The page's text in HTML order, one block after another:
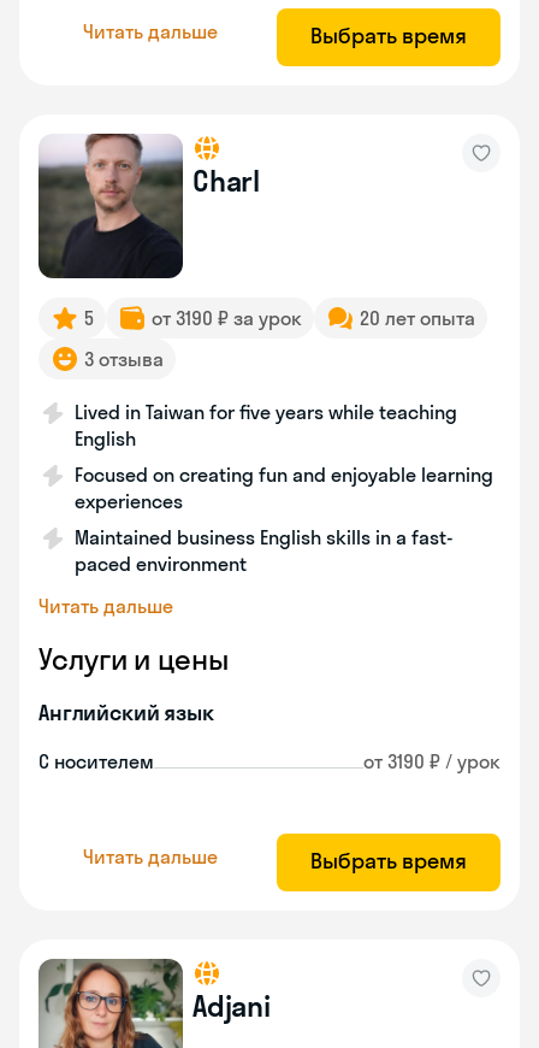
Читать дальше Выбрать время
Charl
5 от 3190 ₽ за урок
20 лет опыта
3 отзыва
Lived in Taiwan for five years while teaching
English
Focused on creating fun and enjoyable learning
experiences
Maintained business English skills in a fast-
paced environment
Читать дальше
Услуги и цены
Английский язык
С носителем от 3190 ₽ / урок
Читать дальше Выбрать время
Adjani